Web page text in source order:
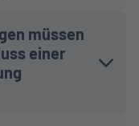
müssen
einer